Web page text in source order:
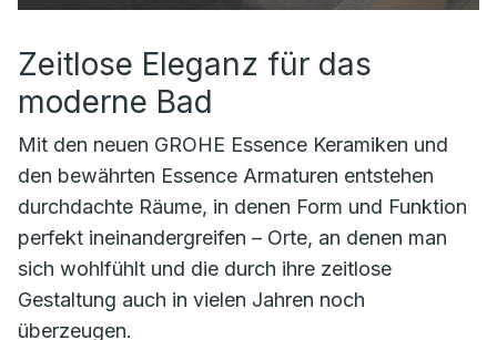
Zeitlose Eleganz für das
moderne Bad
Mit den neuen GROHE Essence Keramiken und
den bewährten Essence Armaturen entstehen
durchdachte Räume, in denen Form und Funktion
perfekt ineinandergreifen – Orte, an denen man
sich wohlfühlt und die durch ihre zeitlose
Gestaltung auch in vielen Jahren noch
überzeugen.